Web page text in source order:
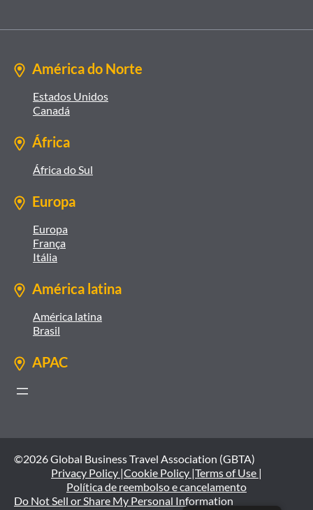
América do Norte
Estados Unidos
Canadá
África
África do Sul
Europa
Europa
França
Itália
América latina
América latina
Brasil
APAC
©2026 Global Business Travel Association (GBTA)
Privacy Policy |Cookie Policy |Terms of Use |
Política de reembolso e cancelamento
Do Not Sell or Share My Personal Information